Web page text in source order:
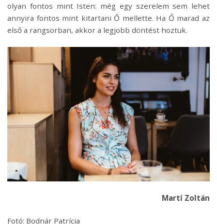
olyan fontos mint Isten: még egy szerelem sem lehet
annyira fontos mint kitartani Ő mellette. Ha Ő marad az
első a rangsorban, akkor a legjobb döntést hoztuk.
Martí Zoltán
Fotó: Bodnár Patrícia